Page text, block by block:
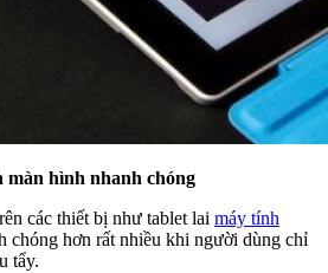
màn hình nhanh chóng
các thiết bị như tablet lai máy tính
chóng hơn rất nhiều khi người dùng chỉ
tẩy.